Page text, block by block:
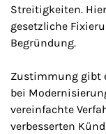
Streitigkeiten.
gesetzliche
Begründung.
Zustimmung gibt
bei
vereinfachte
verbesserten